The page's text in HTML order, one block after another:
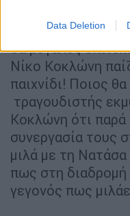
Data Deletion
time» o
δά μεγάλες
Νίκο Κοκλώνη
παιχνίδι! Ποιος
τραγουδιστής
Κοκλώνη ότι παρά
συνεργασία τους
μιλά με τη
πως στη διαδρομή
γεγονός πως